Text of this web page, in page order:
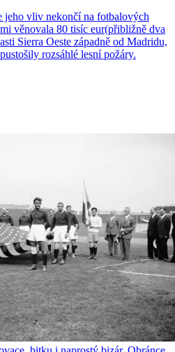
jeho vliv nekončí na fotbalových
věnovala 80 tisíc eur(přibližně dva
Sierra Oeste západně od Madridu,
rozsáhlé lesní požáry.